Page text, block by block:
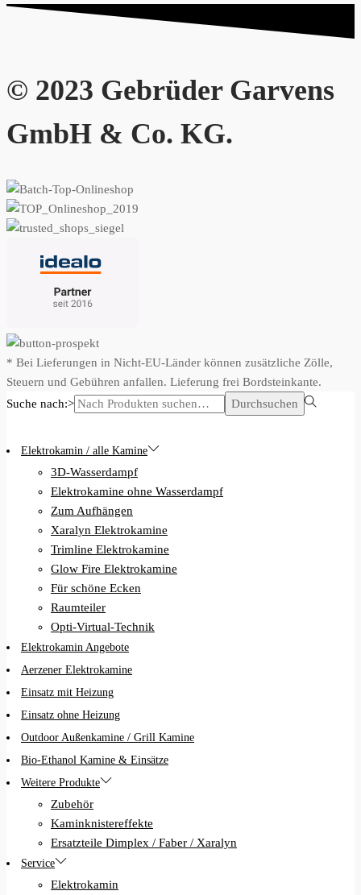
© 2023 Gebrüder Garvens
GmbH & Co. KG.
* Bei Lieferungen in Nicht-EU-Länder können zusätzliche Zölle,
Steuern und Gebühren anfallen. Lieferung frei Bordsteinkante.
Suche nach:>
Durchsuchen
Elektrokamin / alle Kamine
3D-Wasserdampf
Elektrokamine ohne Wasserdampf
Zum Aufhängen
Xaralyn Elektrokamine
Trimline Elektrokamine
Glow Fire Elektrokamine
Für schöne Ecken
Raumteiler
Opti-Virtual-Technik
Elektrokamin Angebote
Aerzener Elektrokamine
Einsatz mit Heizung
Einsatz ohne Heizung
Outdoor Außenkamine / Grill Kamine
Bio-Ethanol Kamine & Einsätze
Weitere Produkte
Zubehör
Kaminknistereffekte
Ersatzteile Dimplex / Faber / Xaralyn
Service
Elektrokamin